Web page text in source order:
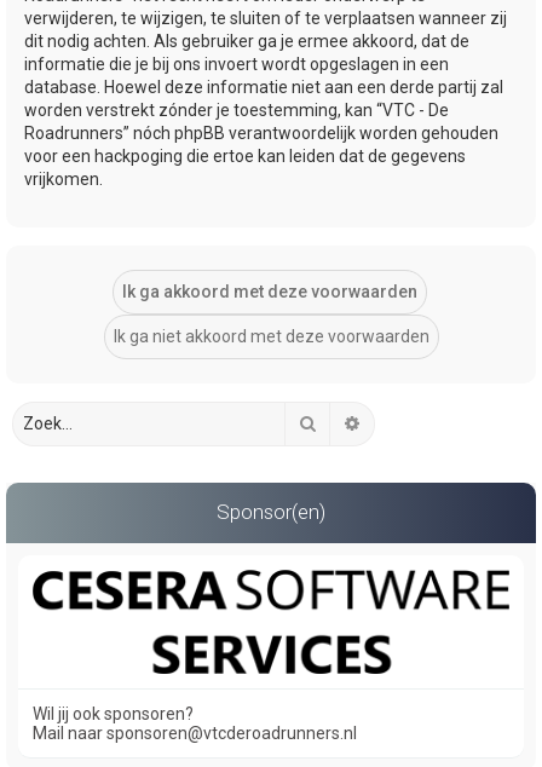
verwijderen, te wijzigen, te sluiten of te verplaatsen wanneer zij
dit nodig achten. Als gebruiker ga je ermee akkoord, dat de
informatie die je bij ons invoert wordt opgeslagen in een
database. Hoewel deze informatie niet aan een derde partij zal
worden verstrekt zónder je toestemming, kan “VTC - De
Roadrunners” nóch phpBB verantwoordelijk worden gehouden
voor een hackpoging die ertoe kan leiden dat de gegevens
vrijkomen.
Zoek
Sponsor(en)
Wil jij ook sponsoren?
Mail naar sponsoren@vtcderoadrunners.nl